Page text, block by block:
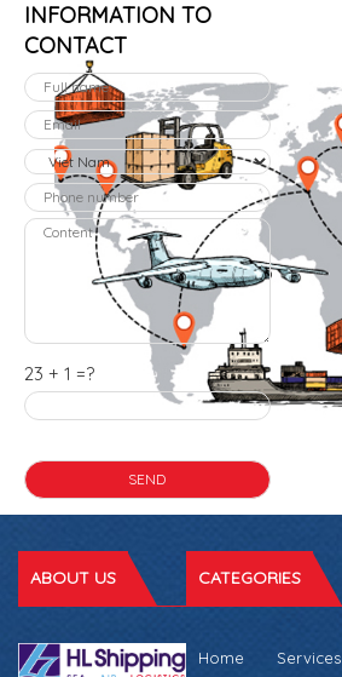
INFORMATION TO
CONTACT
23 + 1 =?
ABOUT US CATEGORIES
Home
Services